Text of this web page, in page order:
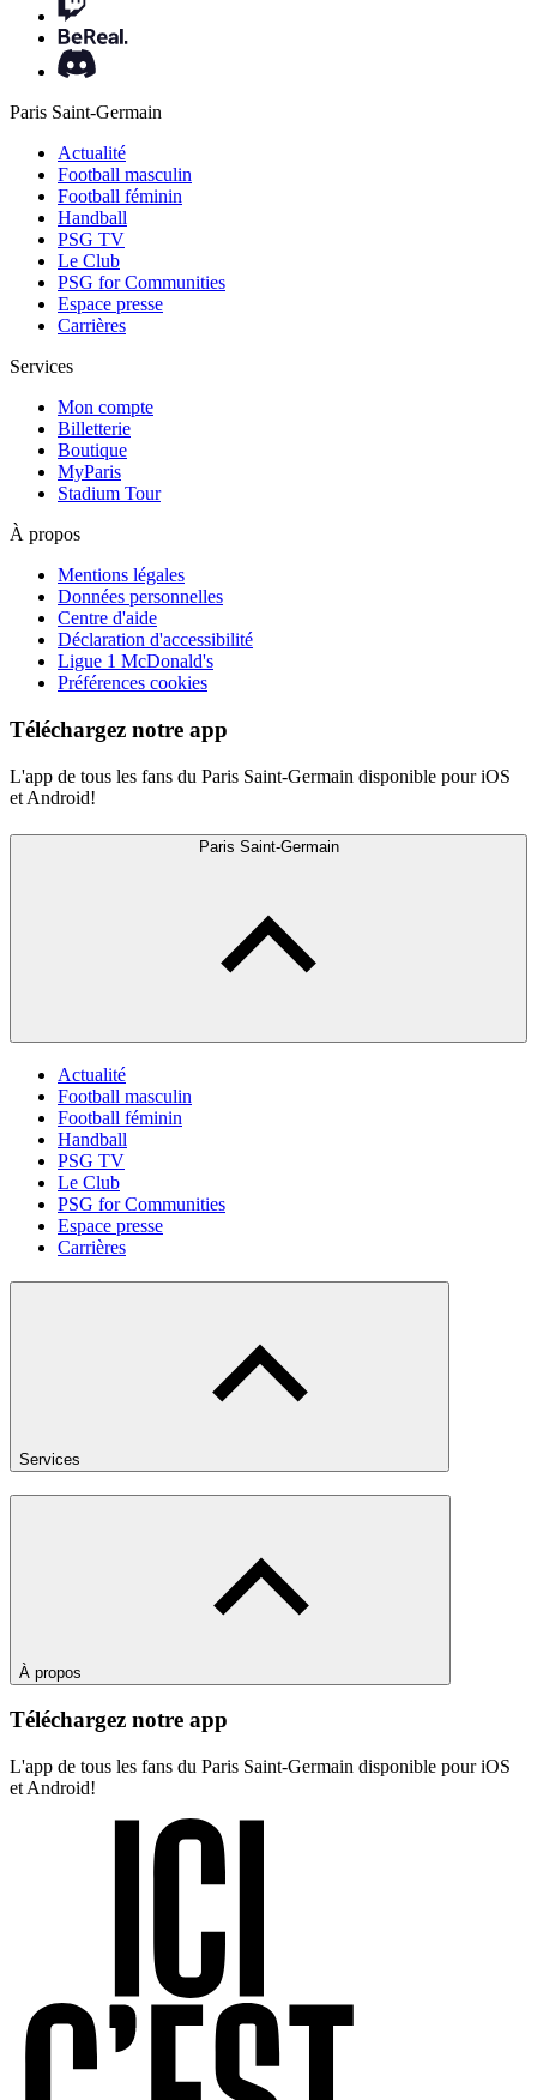
Paris Saint-Germain
Actualité
Football masculin
Football féminin
Handball
PSG TV
Le Club
PSG for Communities
Espace presse
Carrières
Services
Mon compte
Billetterie
Boutique
MyParis
Stadium Tour
À propos
Mentions légales
Données personnelles
Centre d'aide
Déclaration d'accessibilité
Ligue 1 McDonald's
Préférences cookies
Téléchargez notre app
L'app de tous les fans du Paris Saint-Germain disponible pour iOS
et Android!
Paris Saint-Germain
Actualité
Football masculin
Football féminin
Handball
PSG TV
Le Club
PSG for Communities
Espace presse
Carrières
Services
À propos
Téléchargez notre app
L'app de tous les fans du Paris Saint-Germain disponible pour iOS
et Android!